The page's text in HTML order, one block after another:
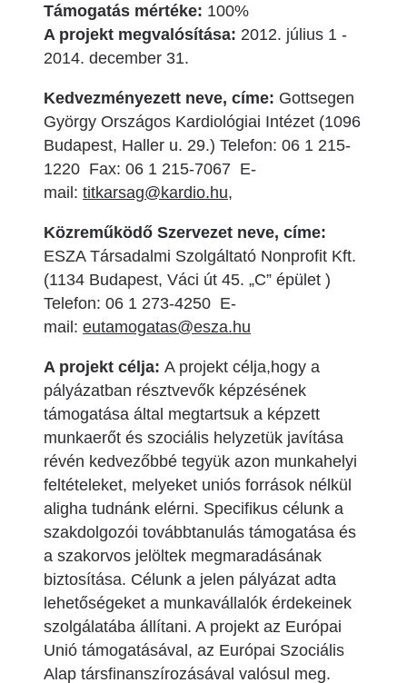
Támogatás mértéke: 100%
A projekt megvalósítása: 2012. július 1 -
2014. december 31.
Kedvezményezett neve, címe: Gottsegen
György Országos Kardiológiai Intézet (1096
Budapest, Haller u. 29.) Telefon: 06 1 215-
1220 Fax: 06 1 215-7067 E-
mail: titkarsag@kardio.hu,
Közreműködő Szervezet neve, címe:
ESZA Társadalmi Szolgáltató Nonprofit Kft.
(1134 Budapest, Váci út 45. „C” épület )
Telefon: 06 1 273-4250 E-
mail: eutamogatas@esza.hu
A projekt célja: A projekt célja,hogy a
pályázatban résztvevők képzésének
támogatása által megtartsuk a képzett
munkaerőt és szociális helyzetük javítása
révén kedvezőbbé tegyük azon munkahelyi
feltételeket, melyeket uniós források nélkül
aligha tudnánk elérni. Specifikus célunk a
szakdolgozói továbbtanulás támogatása és
a szakorvos jelöltek megmaradásának
biztosítása. Célunk a jelen pályázat adta
lehetőségeket a munkavállalók érdekeinek
szolgálatába állítani. A projekt az Európai
Unió támogatásával, az Európai Szociális
Alap társfinanszírozásával valósul meg.